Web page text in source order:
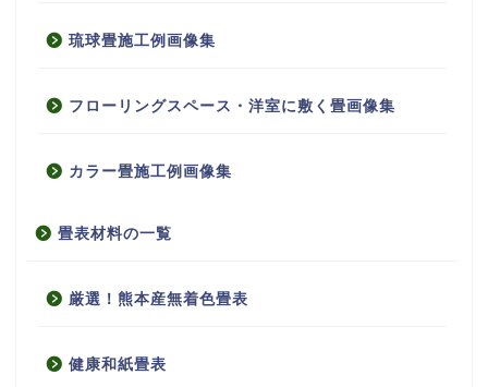
琉球畳施工例画像集
フローリングスペース・洋室に敷く畳画像集
カラー畳施工例画像集
畳表材料の一覧
厳選！熊本産無着色畳表
健康和紙畳表